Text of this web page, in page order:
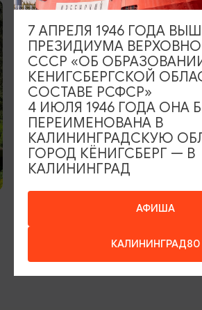
ОТЕЛИ, ГОСТИНИЦЫ
Гостиница и ресторан
Гусь»
АФИША
КАЛИНИНГРАД80
7 АПРЕЛЯ 1946 ГОДА
ПРЕЗИДИУМА
СССР «ОБ
КЕНИГСБЕРГСКОЙ
СОСТАВЕ РСФСР»
4 ИЮЛЯ 1946 ГОДА ОНА
ПЕРЕИМЕНОВАНА В
КАЛИНИНГРАДСКУЮ
ГОРОД КЁНИГСБЕРГ — В
КАЛИНИНГРАД